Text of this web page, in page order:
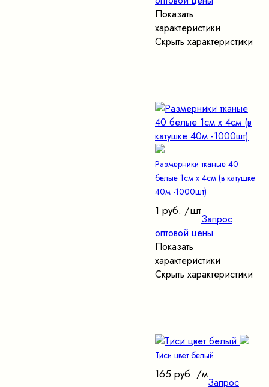
Показать
характеристики
Скрыть характеристики
Размерники тканые 40
белые 1см х 4см (в катушке
40м -1000шт)
1 руб. /шт
Запрос
оптовой цены
Показать
характеристики
Скрыть характеристики
Тиси цвет белый
165 руб. /м
Запрос